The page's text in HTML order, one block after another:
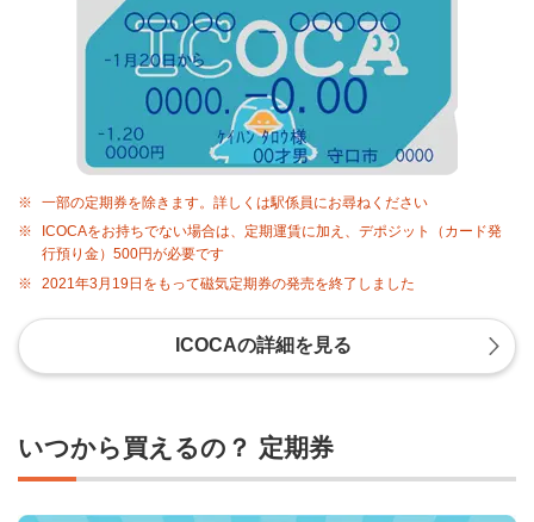
※
一部の定期券を除きます。詳しくは駅係員にお尋ねください
※
ICOCAをお持ちでない場合は、定期運賃に加え、デポジット（カード発
行預り金）500円が必要です
※
2021年3月19日をもって磁気定期券の発売を終了しました
ICOCAの詳細を見る
いつから買えるの？ 定期券